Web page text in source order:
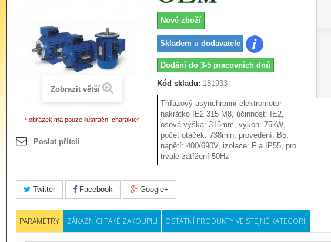
Zobrazit větší
* obrázek má pouze ilustrační charakter
Poslat příteli
Nové zboží
Skladem u dodavatele
Dodání do 3-5 pracovních dnů
Kód skladu: 181933
Třífázový asynchronní elektromotor
nakrátko IE2 315 M8, účinnost: IE2,
osová výška: 315mm, výkon: 75kW,
počet otáček: 738min, provedení: B5,
napětí: 400/690V, izolace: F a IP55, pro
trvalé zatížení 50Hz
Twitter Facebook Google+
PARAMETRY ZÁKAZNÍCI TAKÉ ZAKOUPILI OSTATNÍ PRODUKTY VE STEJNÉ KATEGORII